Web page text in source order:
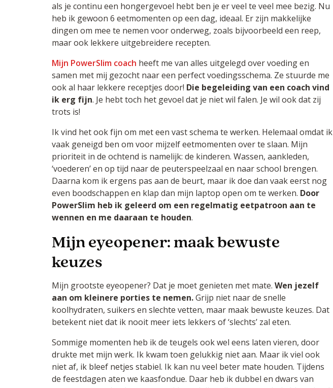
als je continu een hongergevoel hebt ben je er veel te veel mee bezig. Nu
heb ik gewoon 6 eetmomenten op een dag, ideaal. Er zijn makkelijke
dingen om mee te nemen voor onderweg, zoals bijvoorbeeld een reep,
maar ook lekkere uitgebreidere recepten.
Mijn PowerSlim coach heeft me van alles uitgelegd over voeding en
samen met mij gezocht naar een perfect voedingsschema. Ze stuurde me
ook al haar lekkere receptjes door! Die begeleiding van een coach vind
ik erg fijn. Je hebt toch het gevoel dat je niet wil falen. Je wil ook dat zij
trots is!
Ik vind het ook fijn om met een vast schema te werken. Helemaal omdat ik
vaak geneigd ben om voor mijzelf eetmomenten over te slaan. Mijn
prioriteit in de ochtend is namelijk: de kinderen. Wassen, aankleden,
‘voederen’ en op tijd naar de peuterspeelzaal en naar school brengen.
Daarna kom ik ergens pas aan de beurt, maar ik doe dan vaak eerst nog
even boodschappen en klap dan mijn laptop open om te werken. Door
PowerSlim heb ik geleerd om een regelmatig eetpatroon aan te
wennen en me daaraan te houden.
Mijn eyeopener: maak bewuste
keuzes
Mijn grootste eyeopener? Dat je moet genieten met mate. Wen jezelf
aan om kleinere porties te nemen.Grijp niet naar de snelle
koolhydraten, suikers en slechte vetten, maar maak bewuste keuzes. Dat
betekent niet dat ik nooit meer iets lekkers of ‘slechts’ zal eten.
Sommige momenten heb ik de teugels ook wel eens laten vieren, door
drukte met mijn werk. Ik kwam toen gelukkig niet aan. Maar ik viel ook
niet af, ik bleef netjes stabiel. Ik kan nu veel beter mate houden. Tijdens
de feestdagen aten we kaasfondue. Daar heb ik dubbel en dwars van